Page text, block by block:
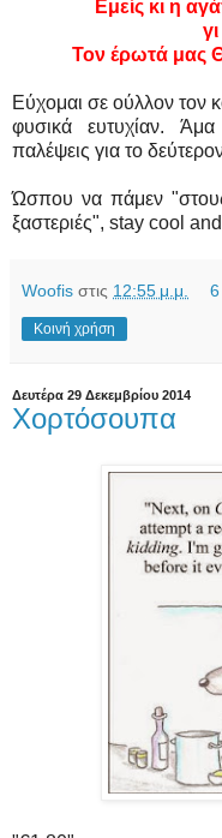
Εμείς κι η
Τον έρωτά μας
Εύχομαι σε ούλλον τον
φυσικά ευτυχίαν.
παλέψεις για το
Ώσπου να πάμεν "στους
ξαστεριές", stay cool
Woofis στις 12:55 μ.μ. 6
Κοινή χρήση
Δευτέρα 29 Δεκεμβρίου 2014
Χορτόσουπα